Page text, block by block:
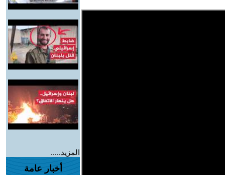
المزيد.....
أخبار عامة